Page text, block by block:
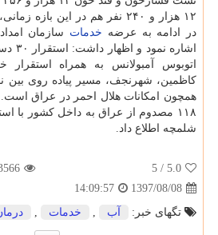
۱۲ هزار و ۲۴۰ نفر هم در این
در ادامه به عرضه خدمات سازمان
اتوبوس آمبولانس به همراه استقرار
كاظمین، شهرنجف، مسیر پیاده روی بین
همچون امكانات هلال احمر در عراق است.
۱۱۸ مصدوم از عراق به داخل كشور با
شلمچه اطلاع داد.
5.0
/ 5
1397/08/08
14:09:57
تگهای خبر:
آب , خدمات ,